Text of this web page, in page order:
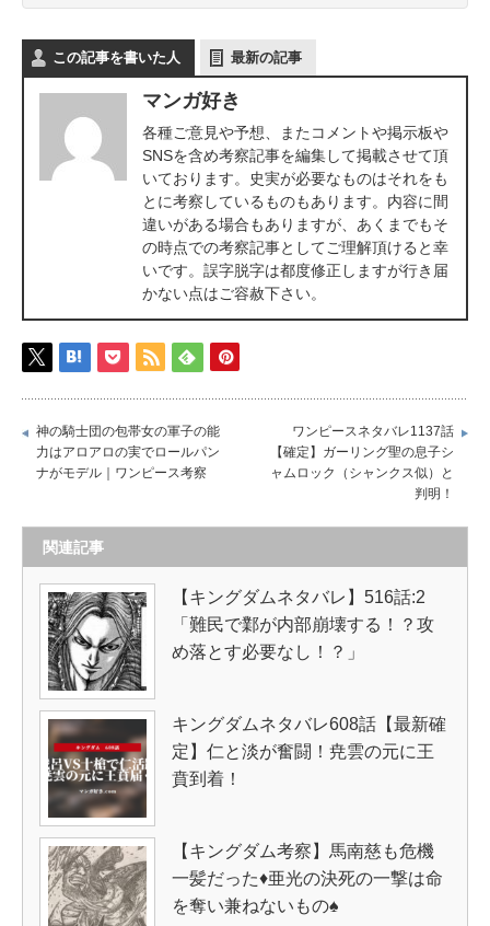
この記事を書いた人 最新の記事
マンガ好き
各種ご意見や予想、またコメントや掲示板や
SNSを含め考察記事を編集して掲載させて頂
いております。史実が必要なものはそれをも
とに考察しているものもあります。内容に間
違いがある場合もありますが、あくまでもそ
の時点での考察記事としてご理解頂けると幸
いです。誤字脱字は都度修正しますが行き届
かない点はご容赦下さい。
神の騎士団の包帯女の軍子の能
力はアロアロの実でロールパン
ナがモデル｜ワンピース考察
ワンピースネタバレ1137話
【確定】ガーリング聖の息子シ
ャムロック（シャンクス似）と
判明！
関連記事
【キングダムネタバレ】516話:2
「難民で鄴が内部崩壊する！？攻
め落とす必要なし！？」
キングダムネタバレ608話【最新確
定】仁と淡が奮闘！尭雲の元に王
賁到着！
【キングダム考察】馬南慈も危機
一髪だった♦亜光の決死の一撃は命
を奪い兼ねないもの♠